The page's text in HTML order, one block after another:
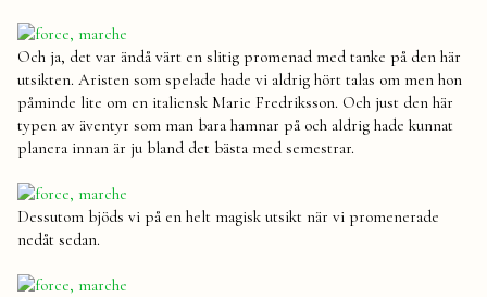
Och ja, det var ändå värt en slitig promenad med tanke på den här
utsikten. Aristen som spelade hade vi aldrig hört talas om men hon
påminde lite om en italiensk Marie Fredriksson. Och just den här
typen av äventyr som man bara hamnar på och aldrig hade kunnat
planera innan är ju bland det bästa med semestrar.
Dessutom bjöds vi på en helt magisk utsikt när vi promenerade
nedåt sedan.